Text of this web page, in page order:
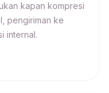
kapan kompresi
pengiriman ke
internal.